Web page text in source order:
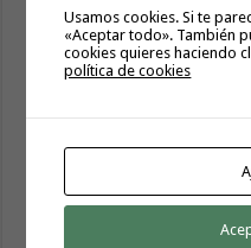
El Cabildo rebaja a grado
riesgo de incendios
10 agosto, 2026
Usamos cookies. Si te
«Aceptar todo». También
cookies quieres haciendo
política de cookies